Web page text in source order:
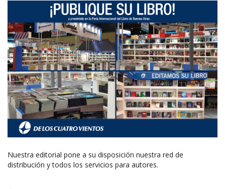
Nuestra editorial pone a su disposición nuestra red de
distribución y todos los servicios para autores.